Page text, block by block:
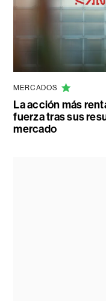
MERCADOS
La acción más
fuerza tras sus
mercado